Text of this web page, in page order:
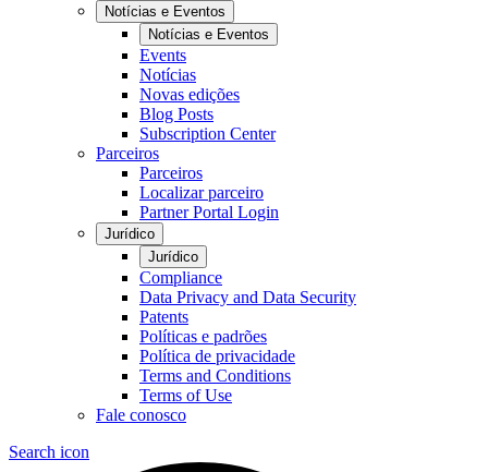
Notícias e Eventos
Notícias e Eventos
Events
Notícias
Novas edições
Blog Posts
Subscription Center
Parceiros
Parceiros
Localizar parceiro
Partner Portal Login
Jurídico
Jurídico
Compliance
Data Privacy and Data Security
Patents
Políticas e padrões
Política de privacidade
Terms and Conditions
Terms of Use
Fale conosco
Search icon